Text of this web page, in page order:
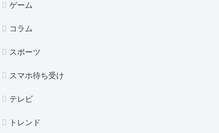
ゲーム
コラム
スポーツ
スマホ待ち受け
テレビ
トレンド